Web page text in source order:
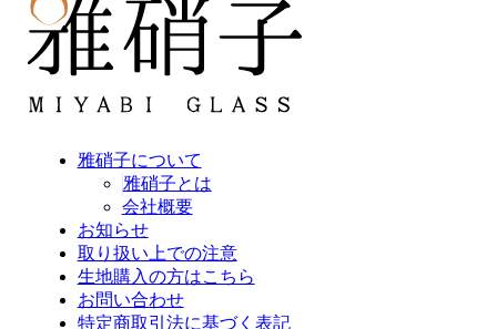
雅硝子について
雅硝子とは
会社概要
お知らせ
取り扱い上での注意
生地購入の方はこちら
お問い合わせ
特定商取引法に基づく表記